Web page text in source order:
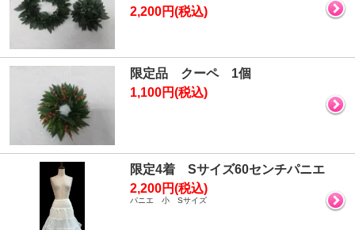
2,200円(税込)
限定品 クーペ 1個
1,100円(税込)
限定4着 Sサイズ60センチパニエ
2,200円(税込)
パニエ 小 Sサイズ